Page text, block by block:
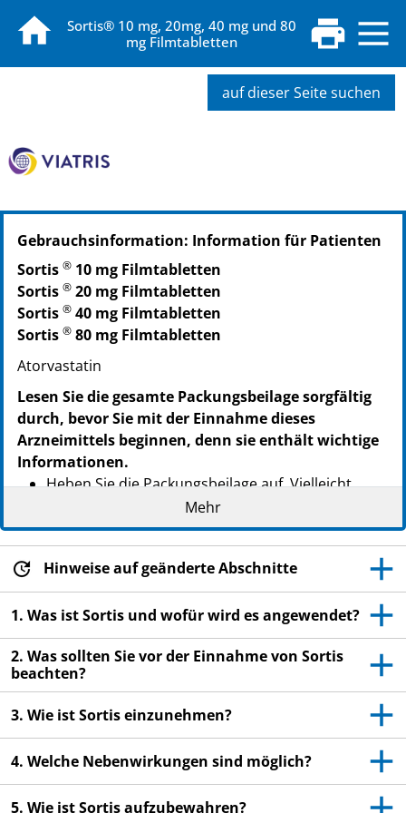
Sortis® 10 mg, 20mg, 40 mg und 80
mg Filmtabletten
auf dieser Seite suchen
PZN: 04000095
PPN: 110400009589
PZN: 04000126
PPN: 110400012639
Gebrauchsinformation: Information für Patienten
Sortis ® 10 mg Filmtabletten
Sortis ® 20 mg Filmtabletten
Sortis ® 40 mg Filmtabletten
Sortis ® 80 mg Filmtabletten
Atorvastatin
Lesen Sie die gesamte Packungsbeilage sorgfältig
durch, bevor Sie mit der Einnahme dieses
Arzneimittels beginnen, denn sie enthält wichtige
Informationen.
Heben Sie die Packungsbeilage auf. Vielleicht
möchten Sie diese später nochmals lesen.
Wenn Sie weitere Fragen haben, wenden Sie sich
an Ihren Arzt, Apotheker oder das medizinische
Fachpersonal.
Dieses Arzneimittel wurde Ihnen persönlich
verschrieben. Geben Sie es nicht an Dritte weiter.
Es kann anderen Menschen schaden, auch wenn
diese die gleichen Beschwerden haben wie Sie.
Wenn Sie Nebenwirkungen bemerken, wenden Sie
medizinische Fachpersonal. Dies gilt auch für
Nebenwirkungen, die nicht in dieser
Packungsbeilage angegeben sind. Siehe Abschnitt
Mehr
Hinweise auf geänderte Abschnitte
1. Was ist Sortis und wofür wird es angewendet?
2. Was sollten Sie vor der Einnahme von Sortis
beachten?
3. Wie ist Sortis einzunehmen?
4. Welche Nebenwirkungen sind möglich?
5. Wie ist Sortis aufzubewahren?